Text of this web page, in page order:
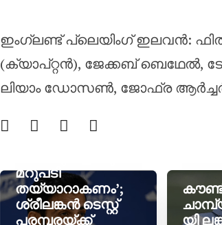
ഇംഗ്ലണ്ട് പ്ലെയിംഗ് ഇലവൻ:
(ക്യാപ്റ്റൻ), ജേക്കബ് ബെഥേൽ,
ലിയാം ഡോസൺ, ജോഫ്ര
മറുപടി
തയ്യാറാകണം’;
ശ്രീലങ്കൻ ടെസ്റ്റ്
പരമ്പരയ്ക്ക്
യി